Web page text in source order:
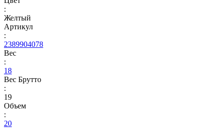
:
Желтый
Артикул
:
2389904078
Вес
:
18
Вес Брутто
:
19
Объем
:
20